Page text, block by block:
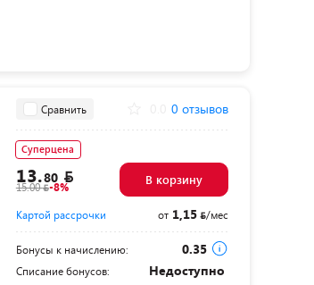
Сравнить 0 отзывов
Суперцена
13.80
15.00 -8% В корзину
Картой рассрочки от1,15 /мес
Бонусы к начислению: 0.35
Списание бонусов: Недоступно